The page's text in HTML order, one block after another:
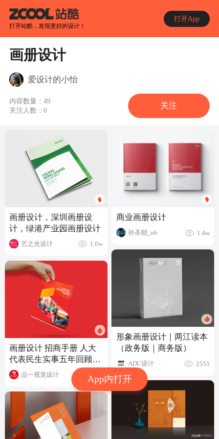
打开站酷，发现更好的设计！
打开App
App内打开
画册设计
爱设计的小怡
内容数量：49
关注人数：0
关注
画册设计，深圳画册设
计，绿港产业园画册设计
艺之光设计 1.0w
画册设计 招商手册 人大
代表民生实事五年回顾专
刊设计品一视觉设计 5242
商业画册设计
孙圣朝_nb 1.4w
形象画册设计｜两江读本
（政务版｜商务版）
ADC设计 2555